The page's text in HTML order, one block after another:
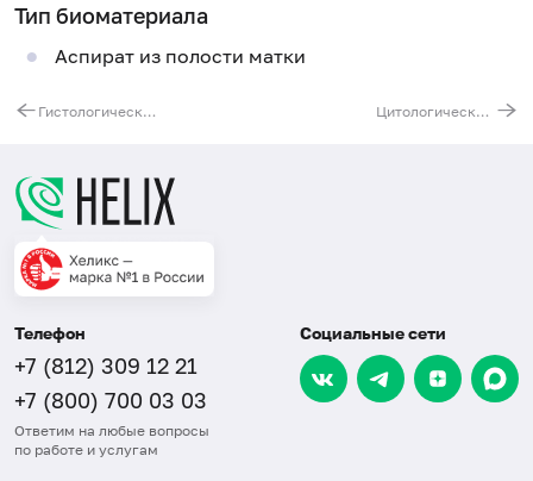
Тип биоматериала
Аспират из полости матки
Гистологическое исследование эндоскопического материала ЖКТ при воспалительных заболеваниях (желудок - многофокусная биопсия, все полученные образцы с оценкой гастрита по классификации OLGA) Цитологическое исследование отпечатков с внутриматочной спирали
Телефон
+7 (812) 309 12 21
+7 (800) 700 03 03
Ответим на любые вопросы
по работе и услугам
Социальные сети